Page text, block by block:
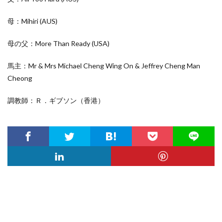
母：Mihiri(AUS)
母の父：More Than Ready(USA)
馬主：Mr & Mrs Michael Cheng Wing On & Jeffrey Cheng Man
Cheong
調教師：Ｒ．ギブソン（香港）